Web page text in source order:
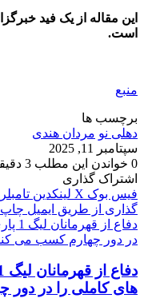
این مقاله از یک فید
است.
منبع
برچسب ها
دهلی نو مردان هندی
سپتامبر 11, 2025
0 خواندن این مطلب 3 دقیقه زمان میبرد
اشتراک گذاری
فیس بوک X لینکدین ‫تامبلر
گذاری از طریق ایمیل چاپ
در دور چهارم کسب می
های کاملی را در